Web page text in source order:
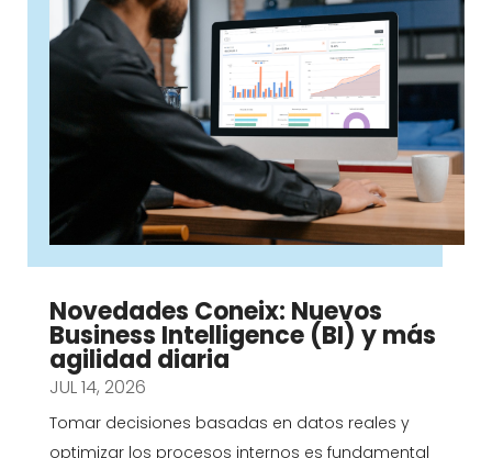
Novedades Coneix: Nuevos
Business Intelligence (BI) y más
agilidad diaria
JUL 14, 2026
Tomar decisiones basadas en datos reales y
optimizar los procesos internos es fundamental